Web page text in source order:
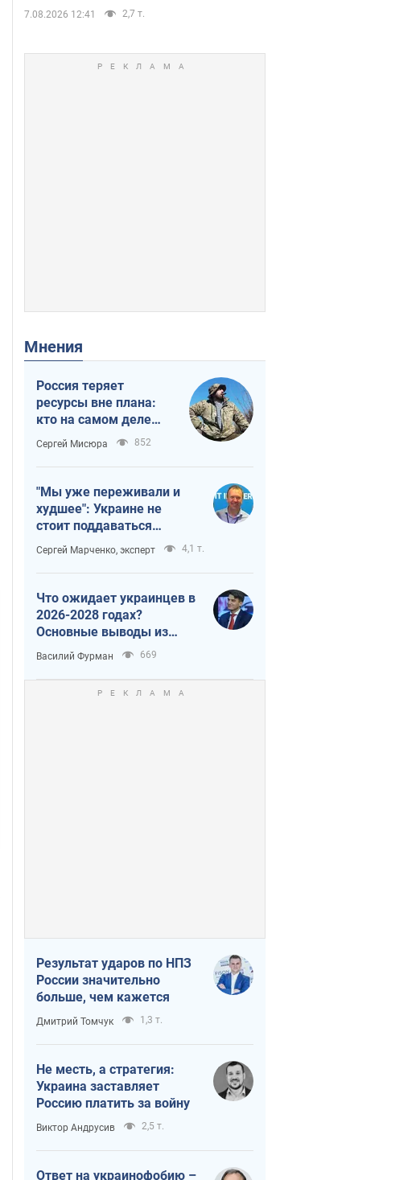
7.08.2026 12:41 2,7 т.
Мнения
Россия теряет
ресурсы вне плана:
кто на самом деле
диктует темп войны
Сергей Мисюра 852
"Мы уже переживали и
худшее": Украине не
стоит поддаваться
отчаянию из-за
ракетного террора
Сергей Марченко, эксперт 4,1 т.
Что ожидает украинцев в
2026-2028 годах?
Основные выводы из
новых прогнозов от НБУ
Василий Фурман 669
Результат ударов по НПЗ
России значительно
больше, чем кажется
Дмитрий Томчук 1,3 т.
Не месть, а стратегия:
Украина заставляет
Россию платить за войну
Виктор Андрусив 2,5 т.
Ответ на украинофобию –